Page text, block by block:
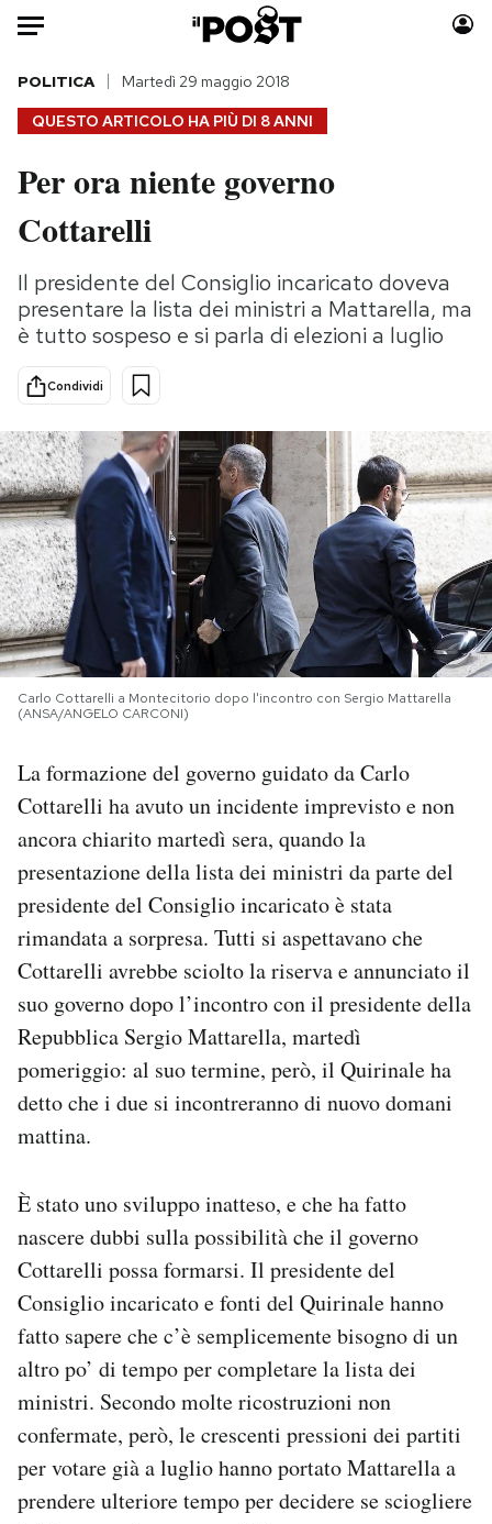
Auto
HOME
Italia
Politica
Tecnologia
Internet
Scienza
Cultura
Economia
Sport
Moda
Storie/Idee
Ok Boomer!
Media
Mondiali calcio 2026
PODCAST
NEWSLETTER
I MIEI PREFERITI
AREA PERSONALE
Area Personale
Newsletter
Notifiche mobile
Regala il Post
Hai bisogno di aiuto?
Esci
QUESTO ARTICOLO HA PIÙ DI 8 ANNI
POLITICA Martedì 29 maggio 2018
Per ora niente governo
Cottarelli
Il presidente del Consiglio incaricato doveva
presentare la lista dei ministri a Mattarella, ma
è tutto sospeso e si parla di elezioni a luglio
Condividi
Carlo Cottarelli a Montecitorio dopo l'incontro con Sergio Mattarella
(ANSA/ANGELO CARCONI)
La formazione del governo guidato da Carlo
Cottarelli ha avuto un incidente imprevisto e non
ancora chiarito martedì sera, quando la
presentazione della lista dei ministri da parte del
presidente del Consiglio incaricato è stata
rimandata a sorpresa. Tutti si aspettavano che
Cottarelli avrebbe sciolto la riserva e annunciato il
suo governo dopo l’incontro con il presidente della
Repubblica Sergio Mattarella, martedì
pomeriggio: al suo termine, però, il Quirinale ha
detto che i due si incontreranno di nuovo domani
mattina.
È stato uno sviluppo inatteso, e che ha fatto
nascere dubbi sulla possibilità che il governo
Cottarelli possa formarsi. Il presidente del
Consiglio incaricato e fonti del Quirinale hanno
fatto sapere che c’è semplicemente bisogno di un
altro po’ di tempo per completare la lista dei
ministri. Secondo molte ricostruzioni non
confermate, però, le crescenti pressioni dei partiti
per votare già a luglio hanno portato Mattarella a
prendere ulteriore tempo per decidere se sciogliere